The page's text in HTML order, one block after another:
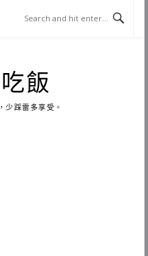
飯
少踩雷多享受。